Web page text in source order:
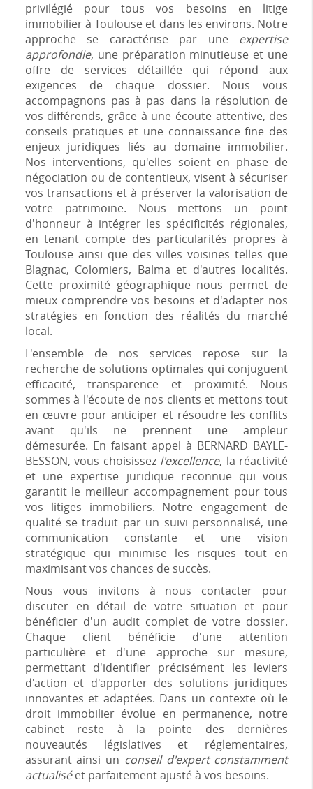
privilégié pour tous vos besoins en litige
immobilier à Toulouse et dans les environs. Notre
approche se caractérise par une expertise
approfondie, une préparation minutieuse et une
offre de services détaillée qui répond aux
exigences de chaque dossier. Nous vous
accompagnons pas à pas dans la résolution de
vos différends, grâce à une écoute attentive, des
conseils pratiques et une connaissance fine des
enjeux juridiques liés au domaine immobilier.
Nos interventions, qu'elles soient en phase de
négociation ou de contentieux, visent à sécuriser
vos transactions et à préserver la valorisation de
votre patrimoine. Nous mettons un point
d'honneur à intégrer les spécificités régionales,
en tenant compte des particularités propres à
Toulouse ainsi que des villes voisines telles que
Blagnac, Colomiers, Balma et d'autres localités.
Cette proximité géographique nous permet de
mieux comprendre vos besoins et d'adapter nos
stratégies en fonction des réalités du marché
local.
L'ensemble de nos services repose sur la
recherche de solutions optimales qui conjuguent
efficacité, transparence et proximité. Nous
sommes à l'écoute de nos clients et mettons tout
en œuvre pour anticiper et résoudre les conflits
avant qu'ils ne prennent une ampleur
démesurée. En faisant appel à BERNARD BAYLE-
BESSON, vous choisissez l'excellence, la réactivité
et une expertise juridique reconnue qui vous
garantit le meilleur accompagnement pour tous
vos litiges immobiliers. Notre engagement de
qualité se traduit par un suivi personnalisé, une
communication constante et une vision
stratégique qui minimise les risques tout en
maximisant vos chances de succès.
Nous vous invitons à nous contacter pour
discuter en détail de votre situation et pour
bénéficier d'un audit complet de votre dossier.
Chaque client bénéficie d'une attention
particulière et d'une approche sur mesure,
permettant d'identifier précisément les leviers
d'action et d'apporter des solutions juridiques
innovantes et adaptées. Dans un contexte où le
droit immobilier évolue en permanence, notre
cabinet reste à la pointe des dernières
nouveautés législatives et réglementaires,
assurant ainsi un conseil d'expert constamment
actualiséet parfaitement ajusté à vos besoins.